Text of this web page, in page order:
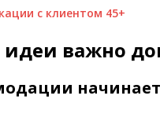
с клиентом 45+
важно